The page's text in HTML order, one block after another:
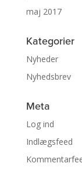
maj 2017
Kategorier
Nyheder
Nyhedsbrev
Meta
Log ind
Indlægsfeed